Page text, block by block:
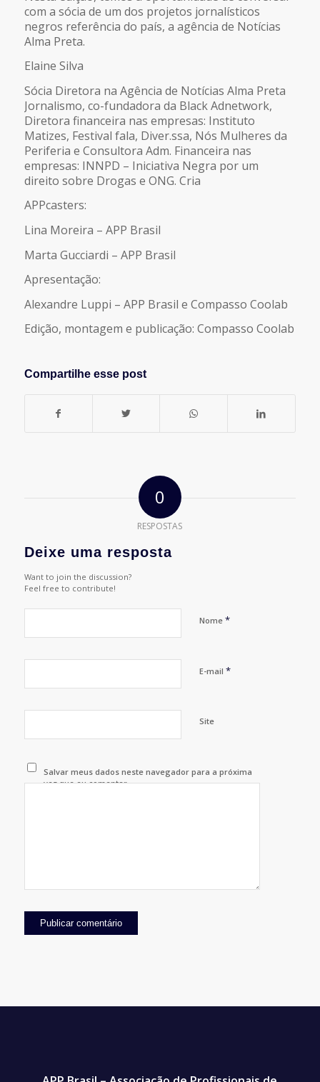
com a sócia de um dos projetos jornalísticos
negros referência do país, a agência de Notícias
Alma Preta.
Elaine Silva
Sócia Diretora na Agência de Notícias Alma Preta
Jornalismo, co-fundadora da Black Adnetwork,
Diretora financeira nas empresas: Instituto
Matizes, Festival fala, Diver.ssa, Nós Mulheres da
Periferia e Consultora Adm. Financeira nas
empresas: INNPD – Iniciativa Negra por um
direito sobre Drogas e ONG. Cria
APPcasters:
Lina Moreira – APP Brasil
Marta Gucciardi – APP Brasil
Apresentação:
Alexandre Luppi – APP Brasil e Compasso Coolab
Edição, montagem e publicação: Compasso Coolab
Compartilhe esse post
0
RESPOSTAS
Deixe uma resposta
Want to join the discussion?
Feel free to contribute!
Nome *
E-mail *
Site
Salvar meus dados neste navegador para a próxima
vez que eu comentar.